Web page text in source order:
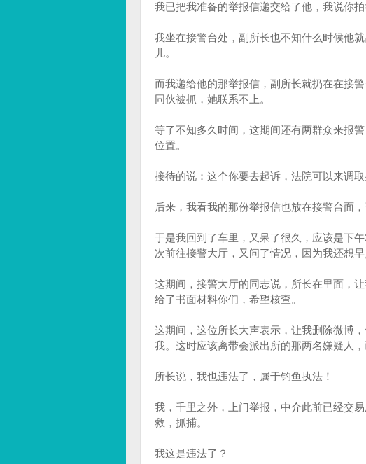
我已把我准备的举报信递交给了他，我说你
我坐在接警台处，副所长也不知什么时候他
儿。
而我递给他的那举报信，副所长就扔在在接
同伙被抓，她联系不上。
等了不知多久时间，这期间还有两群众来报
位置。
接待的说：这个你要去起诉，法院可以来调
后来，我看我的那份举报信也放在接警台面
于是我回到了车里，又呆了很久，应该是下
次前往接警大厅，又问了情况，因为我还想早
这期间，接警大厅的同志说，所长在里面，
给了书面材料你们，希望核查。
这期间，这位所长大声表示，让我删除微博
我。这时应该离带会派出所的那两名嫌疑人，
所长说，我也违法了，属于钓鱼执法！
我，千里之外，上门举报，中介此前已经交
救，抓捕。
我这是违法了？